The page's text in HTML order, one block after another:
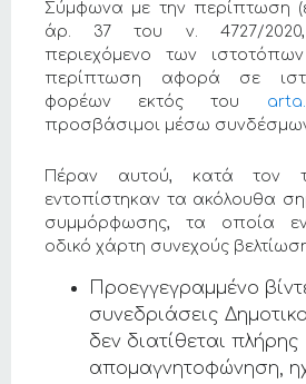
Σύμφωνα με την περίπτωση
άρ. 37 του ν. 4727/2020,
περιεχόμενο των
περίπτωση αφορά σε
φορέων εκτός του
προσβάσιμοι μέσω
Πέραν αυτού, κατά τον
εντοπίστηκαν τα ακόλουθα
συμμόρφωσης, τα οποία
οδικό χάρτη συνεχούς
Προεγγεγραμμένο
συνεδριάσεις
δεν διατίθεται πλήρης
απομαγνητοφώνηση,